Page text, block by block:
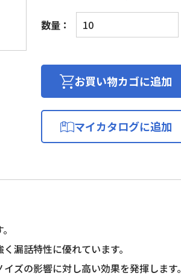
数量：
イ
ン
ー
ル
お買い物カゴに追加
マイカタログに追加
漏話特性に優れています。
ズの影響に対し高い効果を発揮します。